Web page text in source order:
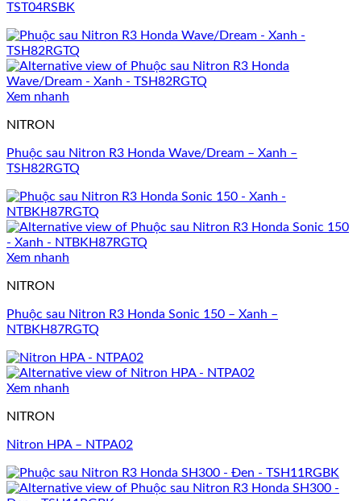
TST04RSBK
Xem nhanh
NITRON
Phuộc sau Nitron R3 Honda Wave/Dream – Xanh –
TSH82RGTQ
Xem nhanh
NITRON
Phuộc sau Nitron R3 Honda Sonic 150 – Xanh –
NTBKH87RGTQ
Xem nhanh
NITRON
Nitron HPA – NTPA02